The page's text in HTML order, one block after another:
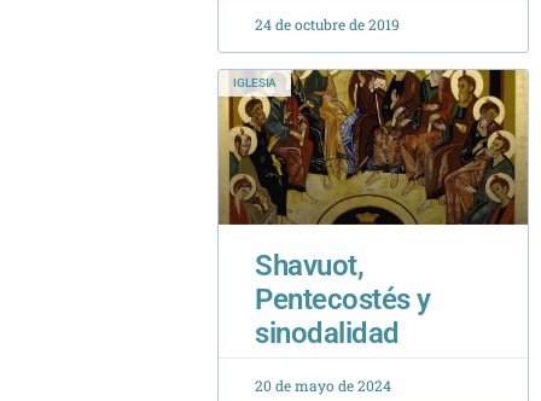
IGLESIA
Shavuot,
Pentecostés y
sinodalidad
20 de mayo de 2024
IGLESIA